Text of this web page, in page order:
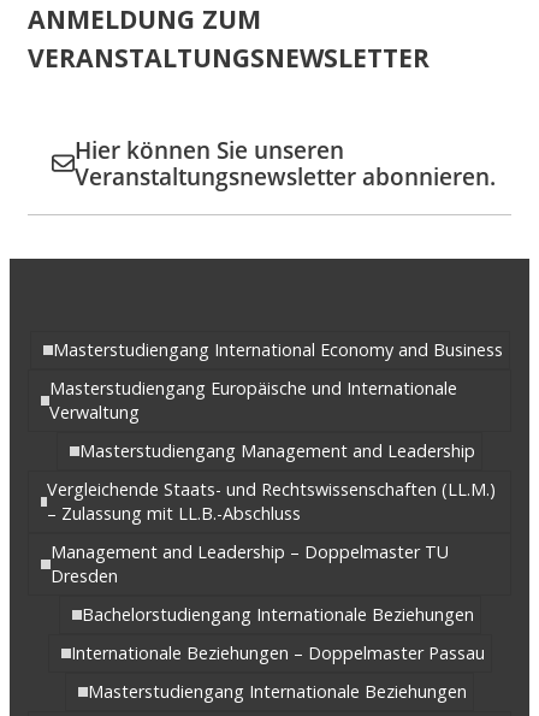
ANMELDUNG ZUM
VERANSTALTUNGSNEWSLETTER
Hier können Sie unseren
Veranstaltungsnewsletter abonnieren.
Masterstudiengang International Economy and Business
Masterstudiengang Europäische und Internationale
Verwaltung
Masterstudiengang Management and Leadership
Vergleichende Staats- und Rechtswissenschaften (LL.M.)
– Zulassung mit LL.B.-Abschluss
Management and Leadership – Doppelmaster TU
Dresden
Bachelorstudiengang Internationale Beziehungen
Internationale Beziehungen – Doppelmaster Passau
Masterstudiengang Internationale Beziehungen